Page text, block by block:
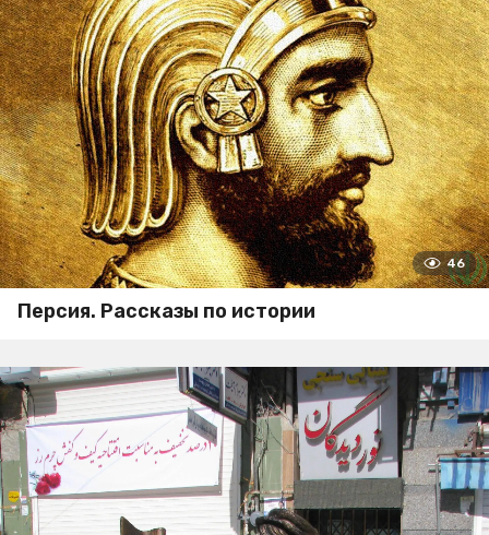
46
Персия. Рассказы по истории